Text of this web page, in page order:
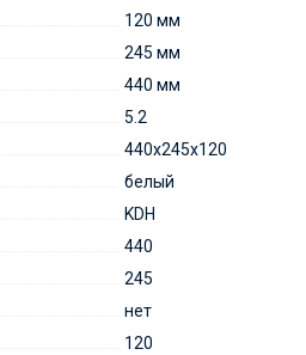
120 мм
245 мм
440 мм
5.2
440х245х120
белый
KDH
440
245
нет
120